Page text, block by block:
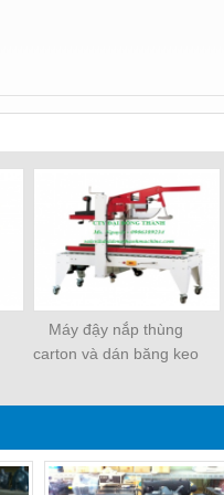
Máy đậy nắp thùng
carton và dán băng keo